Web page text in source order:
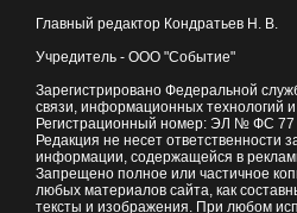
Главный редактор Кондратьев Н. В.
Учредитель - ООО "Событие"
Зарегистрировано Федеральной
связи, информационных технологий
Регистрационный номер: ЭЛ № ФС 77
Редакция не несет ответственности
информации, содержащейся в
Запрещено полное или частичное
любых материалов сайта, как
тексты и изображения. При любом